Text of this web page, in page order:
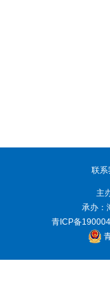
联系
主
承办：
青ICP备